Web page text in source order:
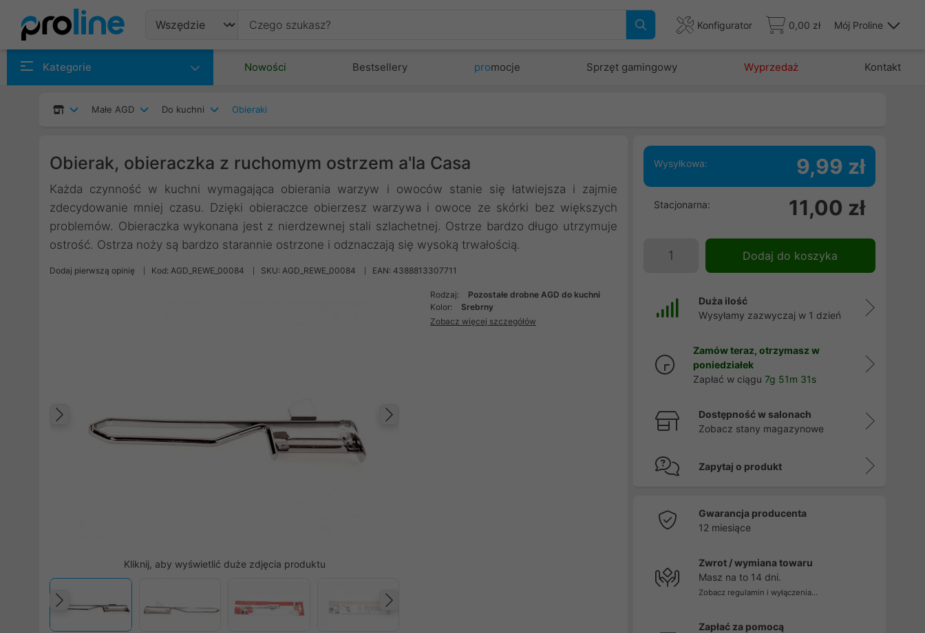
Konfigurator 0,00 zł Mój Proline
Kategorie Nowości Bestsellery promocje Sprzęt gamingowy Wyprzedaż Kontakt
Małe AGD Do kuchni Obieraki
Obierak, obieraczka z ruchomym ostrzem a'la Casa
Każda czynność w kuchni wymagająca obierania warzyw i owoców stanie się łatwiejsza i zajmie
zdecydowanie mniej czasu. Dzięki obieraczce obierzesz warzywa i owoce ze skórki bez większych
problemów. Obieraczka wykonana jest z nierdzewnej stali szlachetnej. Ostrze bardzo długo utrzymuje
ostrość. Ostrza noży są bardzo starannie ostrzone i odznaczają się wysoką trwałością.
Dodaj pierwszą opinię Kod: AGD_REWE_00084 SKU: AGD_REWE_00084 EAN: 4388813307711
Poprzedni
Kliknij, aby wyświetlić duże zdjęcia produktu
Poprzedni
Rodzaj:
Pozostałe drobne AGD do kuchni
Kolor:
Srebrny
Zobacz więcej szczegółów
Wysyłkowa: 9,99 zł
Stacjonarna: 11,00 zł
Dodaj do koszyka
Duża ilość
Wysyłamy zazwyczaj w 1 dzień
Zamów teraz, otrzymasz w
poniedziałek
Zapłać w ciągu7g 51m 30s
Dostępność w salonach
Zobacz stany magazynowe
Zapytaj o produkt
Gwarancja producenta
12 miesiące
Zwrot / wymiana towaru
Masz na to 14 dni.
Zobacz regulamin i wyłączenia...
Zapłać za pomocą